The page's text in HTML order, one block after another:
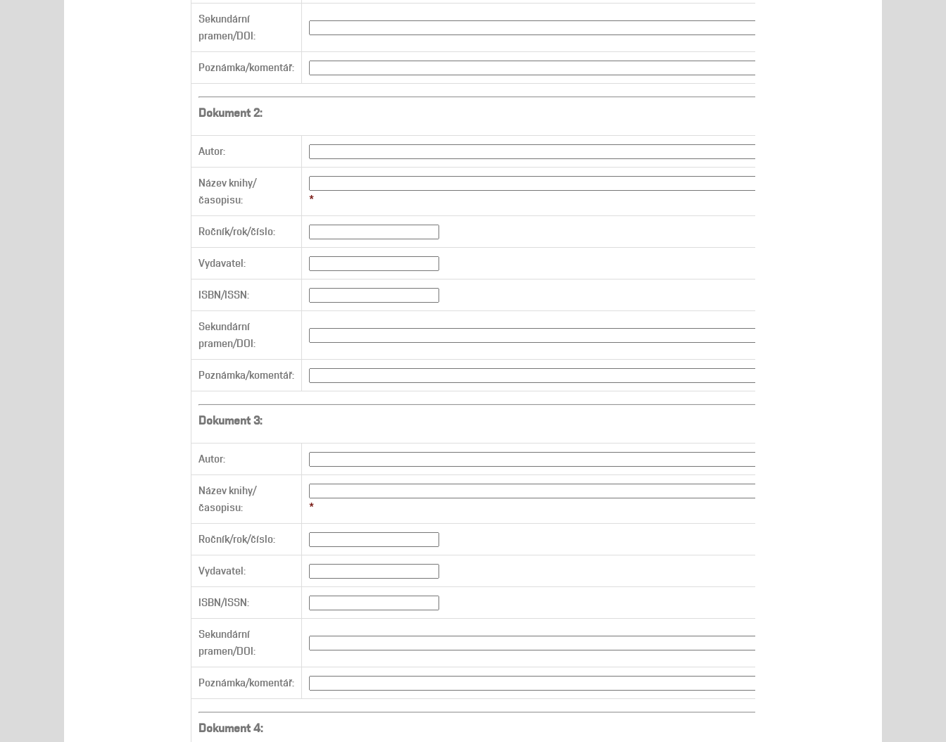
Sekundární
pramen/DOI:
Poznámka/komentář:
Dokument 2:
Autor:
Název knihy/
časopisu:
*
Ročník/rok/číslo:
Vydavatel:
ISBN/ISSN:
Sekundární
pramen/DOI:
Poznámka/komentář:
Dokument 3:
Autor:
Název knihy/
časopisu:
*
Ročník/rok/číslo:
Vydavatel:
ISBN/ISSN:
Sekundární
pramen/DOI:
Poznámka/komentář:
Dokument 4: